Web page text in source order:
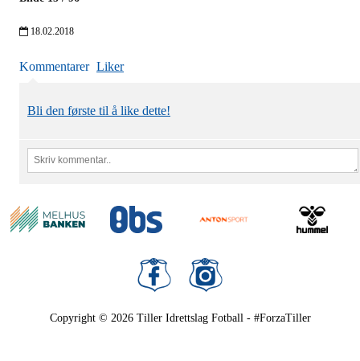
18.02.2018
Kommentarer Liker
Bli den første til å like dette!
Copyright © 2026 Tiller Idrettslag Fotball - #ForzaTiller